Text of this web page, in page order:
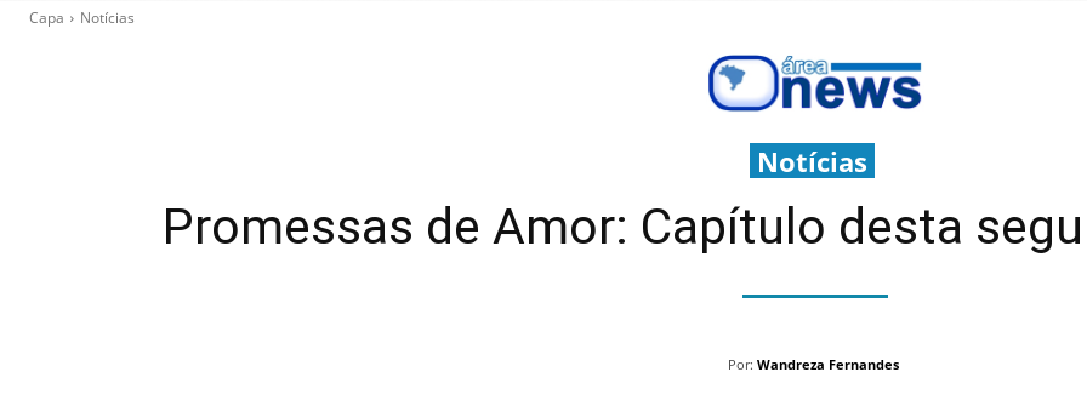
Capa Notícias
Notícias
Promessas de Amor: Capítulo desta
Por: Wandreza Fernandes